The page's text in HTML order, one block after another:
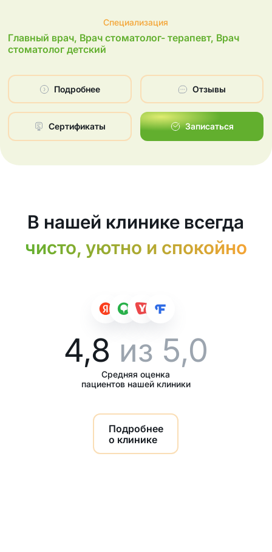
Специализация
Главный врач, Врач стоматолог- терапевт, Врач
стоматолог детский
Подробнее Отзывы
Сертификаты Записаться
В нашей клинике всегда
чисто, уютно и спокойно
4,8 из 5,0
Средняя оценка
пациентов нашей клиники
Подробнее
о клинике